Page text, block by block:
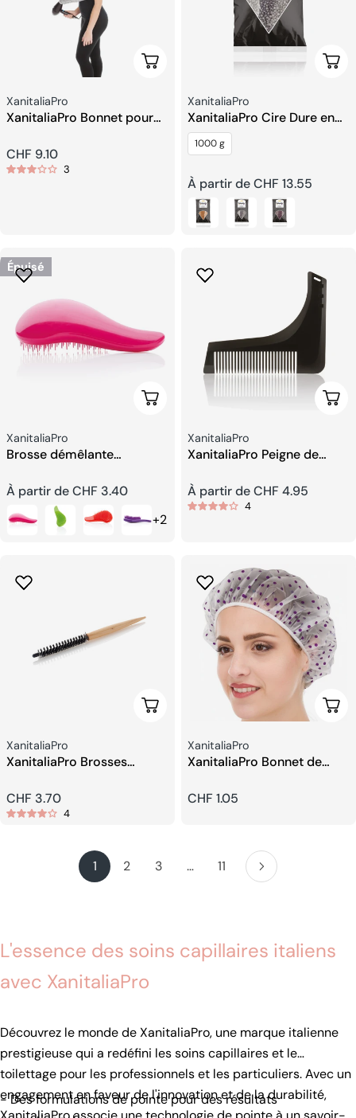
Ajouter Au Panier
Fournisseur:
XanitaliaPro
XanitaliaPro Bonnet pour
Prix
CHF 9.10
3
Fournisseur:
XanitaliaPro
XanitaliaPro Cire Dure en
Grains
1000 g
Prix
habituel
À partir de CHF 13.55
Épuisé
Choisissez Les Options
Fournisseur:
XanitaliaPro
Brosse démêlante
Prix
habituel
À partir de CHF 3.40
+2
Fournisseur:
XanitaliaPro
XanitaliaPro Peigne de
Prix
À partir de CHF 4.95
4
Choisissez Les Options
Fournisseur:
XanitaliaPro
XanitaliaPro Brosses
Prix
CHF 3.70
4
Fournisseur:
XanitaliaPro
XanitaliaPro Bonnet de
Prix
CHF 1.05
1 2 3 … 11
L'essence des soins capillaires italiens
avec XanitaliaPro
Découvrez le monde de XanitaliaPro, une marque italienne
prestigieuse qui a redéfini les soins capillaires et le
toilettage pour les professionnels et les particuliers. Avec un
engagement en faveur de l'innovation et de la durabilité,
- Des formulations de pointe pour des résultats